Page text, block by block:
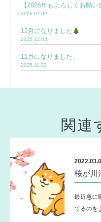
【2026年もよろしくお願い
2026.01.02
12月になりました
2025.12.03
11月になりました。
2025.11.02
関連
桜が川
最近急に
てるのを